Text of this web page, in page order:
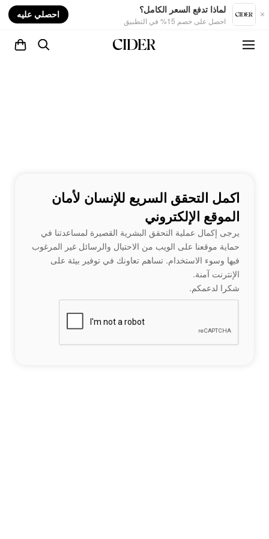
لماذا تدفع السعر الكامل؟
احصل على خصم 15% في التطبيق
احصلي عليه
اكمل التحقق السريع للإنسان لأمان
الموقع الإلكتروني
يرجى إكمال عملية التحقق البشرية القصيرة لمساعدتنا في
حماية موقعنا على الويب من الاحتيال والرسائل غير المرغوب
فيها وسوء الاستخدام. تساهم تعاونك في توفير بيئة على
الإنترنت آمنة.
شكرا لدعمكم.